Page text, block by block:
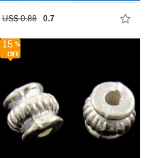
US$ 0.88 0.7
15